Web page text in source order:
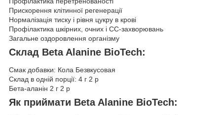
Прискорення клітинної регенерації
Нормалізація тиску і рівня цукру в крові
Профілактика шкірних, очних і СС-захворювань
Загальне оздоровлення організму
Склад Beta Alanine BioTech:
Смак добавки: Кола Безвкусовая
Склад в одній порції: 4 г 2 р
Бета-аланін 2 г 2 р
Як приймати Beta Alanine BioTech: